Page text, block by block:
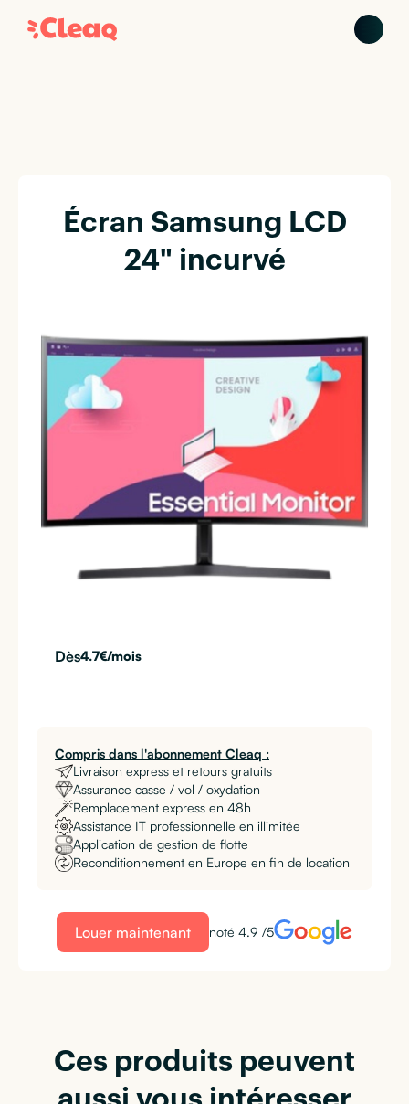
Écran Samsung LCD
24" incurvé
Dès4.7€/mois
Compris dans l'abonnement Cleaq :
Livraison express et retours gratuits
Assurance casse / vol / oxydation
Remplacement express en 48h
Assistance IT professionnelle en illimitée
Application de gestion de flotte
Reconditionnement en Europe en fin de location
Louer maintenant noté 4.9 /5
Ces produits peuvent